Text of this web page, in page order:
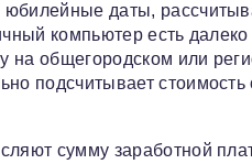
даты,
компьютер есть
на общегородском или
подсчитывает
сумму заработной